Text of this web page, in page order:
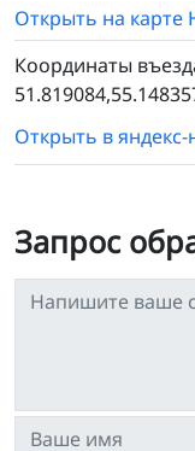
Открыть на карте
Координаты
Открыть в яндекс-
Запрос